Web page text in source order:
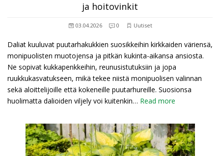
ja hoitovinkit
03.04.2026 0 Uutiset
Daliat kuuluvat puutarhakukkien suosikkeihin kirkkaiden väriensä,
monipuolisten muotojensa ja pitkän kukinta-aikansa ansiosta.
Ne sopivat kukkapenkkeihin, reunusistutuksiin ja jopa
ruukkukasvatukseen, mikä tekee niistä monipuolisen valinnan
sekä aloittelijoille että kokeneille puutarhureille. Suosionsa
huolimatta dalioiden viljely voi kuitenkin… Read more